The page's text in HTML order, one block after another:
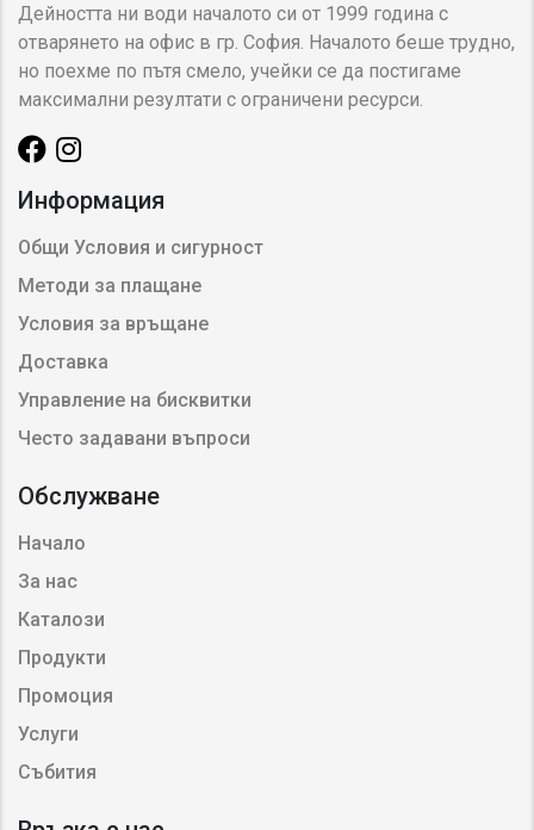
Дейността ни води началото си от 1999 година с
отварянето на офис в гр. София. Началото беше трудно,
но поехме по пътя смело, учейки се да постигаме
максимални резултати с ограничени ресурси.
Информация
Общи Условия и сигурност
Методи за плащане
Условия за връщане
Доставка
Управление на бисквитки
Често задавани въпроси
Обслужване
Начало
За нас
Каталози
Продукти
Промоция
Услуги
Събития